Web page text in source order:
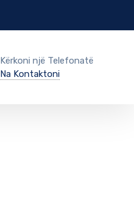
Kërkoni një Telefonatë
Na Kontaktoni